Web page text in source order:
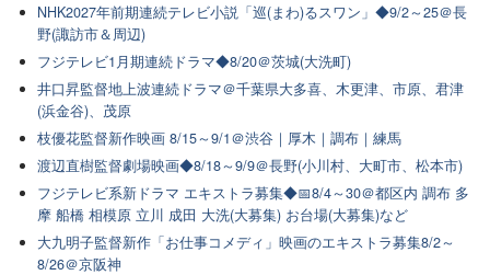
NHK2027年前期連続テレビ小説「巡(まわ)るスワン」◆9/2～25＠長
野(諏訪市＆周辺)
フジテレビ1月期連続ドラマ◆8/20＠茨城(大洗町)
井口昇監督地上波連続ドラマ＠千葉県大多喜、木更津、市原、君津
(浜金谷)、茂原
枝優花監督新作映画 8/15～9/1＠渋谷｜厚木｜調布｜練馬
渡辺直樹監督劇場映画◆8/18～9/9＠長野(小川村、大町市、松本市)
フジテレビ系新ドラマ エキストラ募集◆📅8/4～30＠都区内 調布 多
摩 船橋 相模原 立川 成田 大洗(大募集) お台場(大募集)など
大九明子監督新作「お仕事コメディ」映画のエキストラ募集8/2～
8/26＠京阪神